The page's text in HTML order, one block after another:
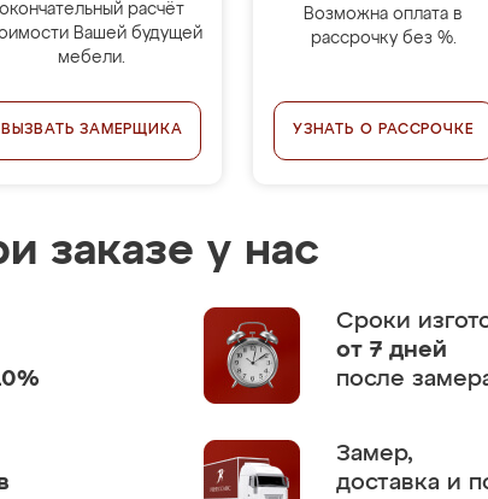
окончательный расчёт
Вашей будущей
мебели.
ВЫЗВАТЬ ЗАМЕРЩИКА
Возможна оплата в
рассрочку без %.
УЗНАТЬ О РАССРОЧКЕ
заказе у нас
Сроки
от 7 дней
после
Замер,
доставка и